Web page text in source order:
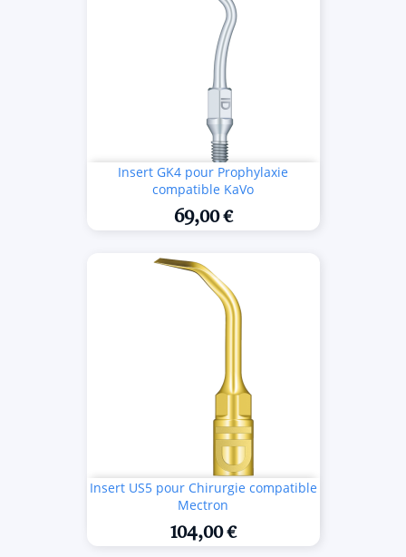
Insert GK4 pour Prophylaxie
compatible KaVo
69,00 €
Insert US5 pour Chirurgie compatible
Mectron
104,00 €